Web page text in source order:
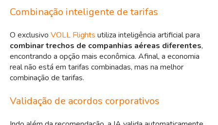
Combinação inteligente de tarifas
O exclusivo VOLL Flights utiliza inteligência artificial para
combinar trechos de companhias aéreas diferentes,
encontrando a opção mais econômica. Afinal, a economia
real não está em tarifas combinadas, mas na melhor
combinação de tarifas.
Validação de acordos corporativos